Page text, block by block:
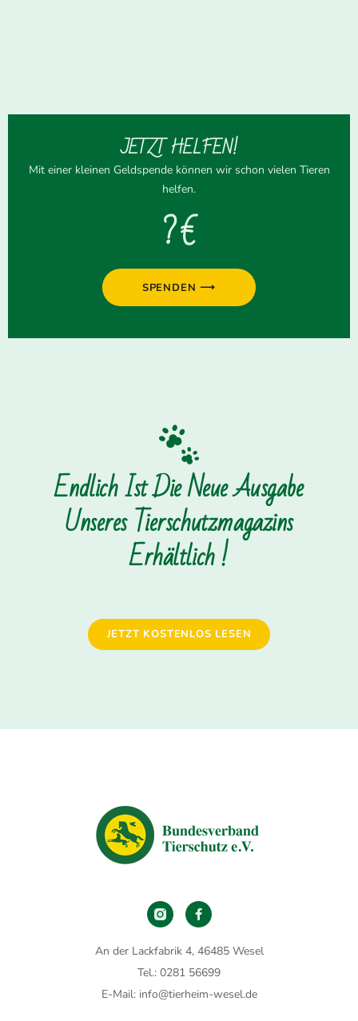
JETZT HELFEN!
Mit einer kleinen Geldspende können wir schon vielen Tieren
helfen.
? €
SPENDEN ⟶
Endlich Ist Die Neue Ausgabe
Unseres Tierschutzmagazins
Erhältlich !
JETZT KOSTENLOS LESEN
An der Lackfabrik 4, 46485 Wesel
Tel.: 0281 56699
E-Mail: info@tierheim-wesel.de